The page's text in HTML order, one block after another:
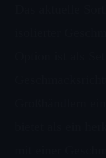
Das aktuelle
isolierter
Großhändlern
bietet als ein
mit einer